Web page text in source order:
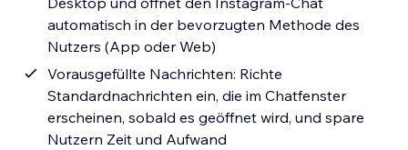
automatisch in der bevorzugten Methode des
Nutzers (App oder Web)
Vorausgefüllte Nachrichten: Richte
Standardnachrichten ein, die im Chatfenster
erscheinen, sobald es geöffnet wird, und spare
Nutzern Zeit und Aufwand